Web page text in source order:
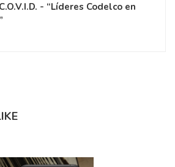
- “Líderes Codelco en